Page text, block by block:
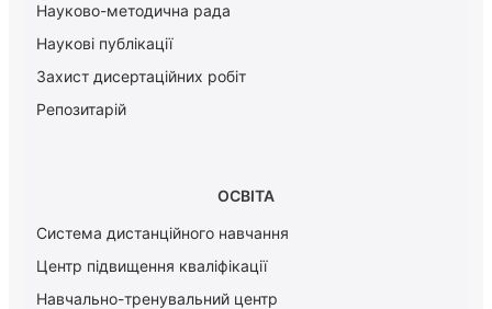
Науково-методична рада
Наукові публікації
Захист дисертаційних робіт
Репозитарій
ОСВІТА
Система дистанційного навчання
Центр підвищення кваліфікації
Навчально-тренувальний центр